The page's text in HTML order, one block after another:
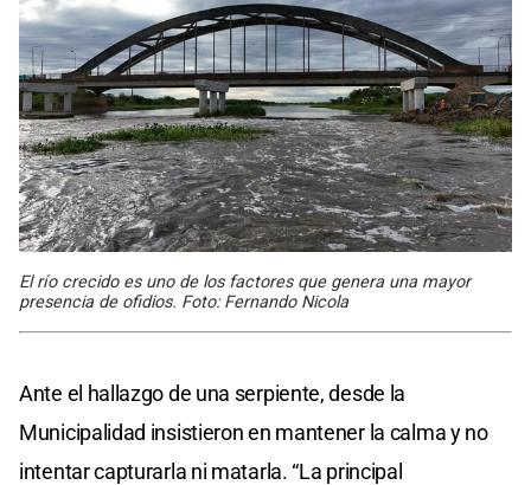
El río crecido es uno de los factores que genera una mayor
presencia de ofidios. Foto: Fernando Nicola
Ante el hallazgo de una serpiente, desde la
Municipalidad insistieron en mantener la calma y no
intentar capturarla ni matarla. “La principal